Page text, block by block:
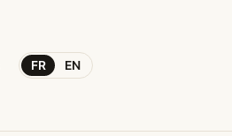
FR EN